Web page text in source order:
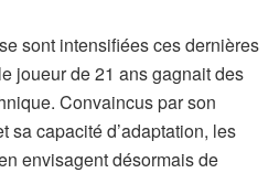
sont intensifiées ces dernières
joueur de 21 ans gagnait des
Convaincus par son
sa capacité d’adaptation, les
envisagent désormais de